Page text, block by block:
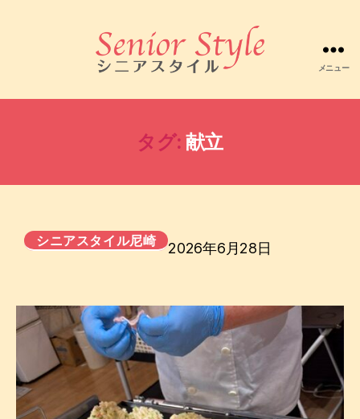
式
社
シ
ア
イ
ル
メニュー
タグ: 献立
シニアスタイル尼崎 2026年6月28日